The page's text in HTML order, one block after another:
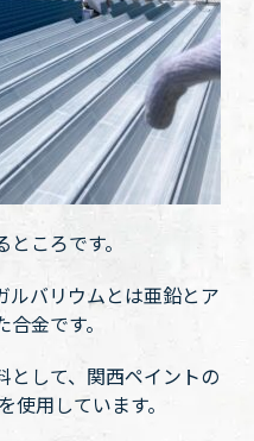
ころです。
ルバリウムとは亜鉛とア
金です。
として、関西ペイントの
使用しています。